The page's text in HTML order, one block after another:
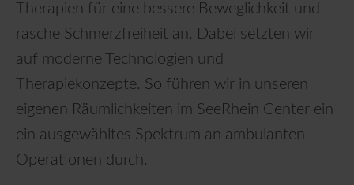
Therapien für eine bessere Beweglichkeit und
rasche Schmerzfreiheit an. Dabei setzten wir
auf moderne Technologien und
Therapiekonzepte. So führen wir in unseren
eigenen Räumlichkeiten im SeeRhein Center ein
ein ausgewähltes Spektrum an ambulanten
Operationen durch.